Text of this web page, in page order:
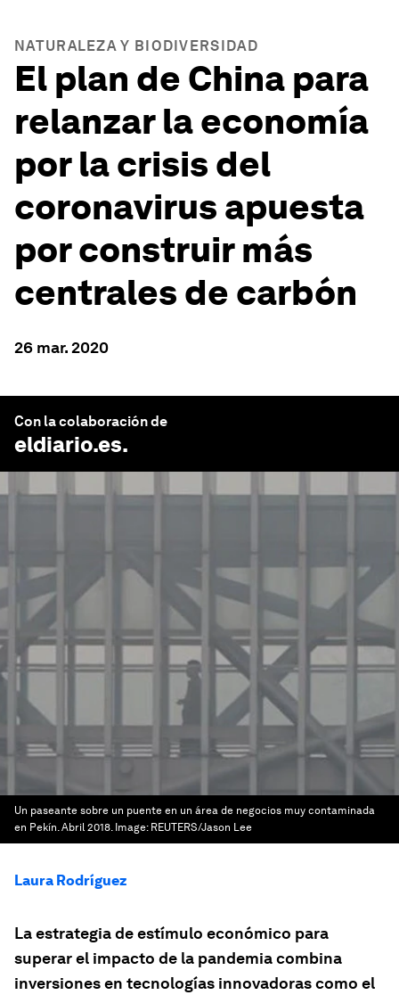
NATURALEZA Y BIODIVERSIDAD
El plan de China para
relanzar la economía
por la crisis del
coronavirus apuesta
por construir más
centrales de carbón
26 mar. 2020
Con la colaboración de
eldiario.es.
Un paseante sobre un puente en un área de negocios muy contaminada
en Pekín. Abril 2018. Image: REUTERS/Jason Lee
Laura Rodríguez
La estrategia de estímulo económico para
superar el impacto de la pandemia combina
inversiones en tecnologías innovadoras como el